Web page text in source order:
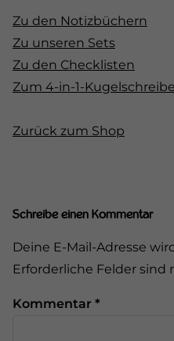
Zu den Notizbüchern
Zu unseren Sets
Zu den Checklisten
Zum 4-in-1-
Zurück zum Shop
Schreibe einen Kommentar
Deine E-Mail-Adresse
Erforderliche Felder sind
Kommentar *